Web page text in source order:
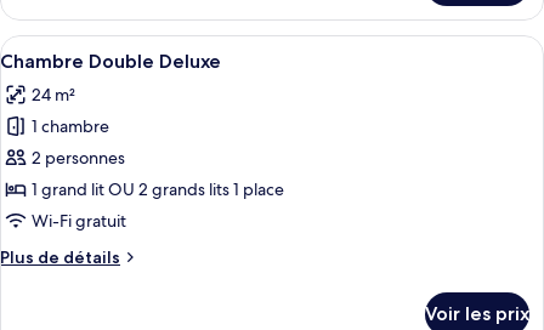
chambre
le
type
de
Suite,
Afficher
toutes
les
photos
pour
ce
type
chambre :
Une chambre à coucher avec un lit,
8
Chambre Double Deluxe
24 m²
1 chambre
2 personnes
1 grand lit OU 2 grands lits 1 place
Wi-Fi gratuit
Plus de détails
Plus
Voir les prix